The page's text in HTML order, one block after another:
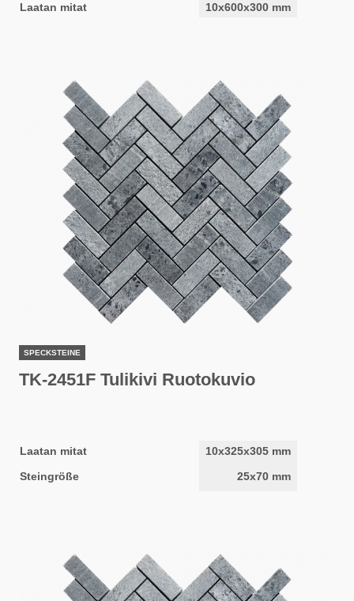
Laatan mitat 10x600x300 mm
SPECKSTEINE
TK-2451F Tulikivi Ruotokuvio
Laatan mitat
10x325x305 mm
Steingröße
25x70 mm